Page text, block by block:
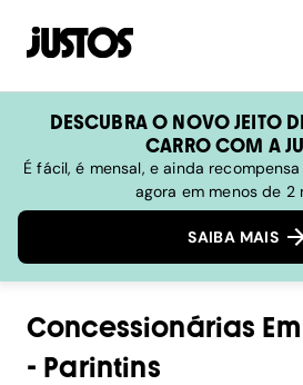
DESCUBRA O NOVO JEITO
CARRO COM A
É fácil, é mensal, e ainda
agora em menos de 2
SAIBA MAIS
Concessionárias Em
- Parintins